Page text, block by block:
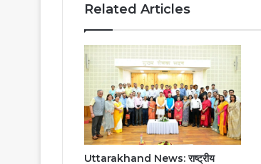
Related Articles
Uttarakhand News: राष्ट्रीय